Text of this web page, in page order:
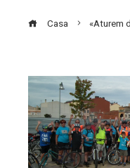
Casa «Aturem